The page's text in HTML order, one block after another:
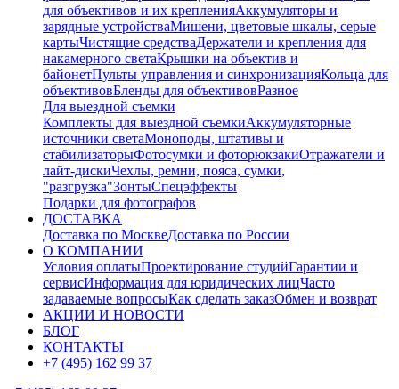
для объективов и их крепленияАккумуляторы и
зарядные устройстваМишени, цветовые шкалы, серые
картыЧистящие средстваДержатели и крепления для
накамерного светаКрышки на объектив и
байонетПульты управления и синхронизацияКольца для
объективовБленды для объективовРазное
Для выездной съемки
Комплекты для выездной съемкиАккумуляторные
источники светаМоноподы, штативы и
стабилизаторыФотосумки и фоторюкзакиОтражатели и
лайт-дискиЧехлы, ремни, пояса, сумки,
"разгрузка"ЗонтыСпецэффекты
Подарки для фотографов
ДОСТАВКА
Доставка по МосквеДоставка по России
О КОМПАНИИ
Условия оплатыПроектирование студийГарантии и
сервисИнформация для юридических лицЧасто
задаваемые вопросыКак сделать заказОбмен и возврат
АКЦИИ И НОВОСТИ
БЛОГ
КОНТАКТЫ
+7 (495) 162 99 37